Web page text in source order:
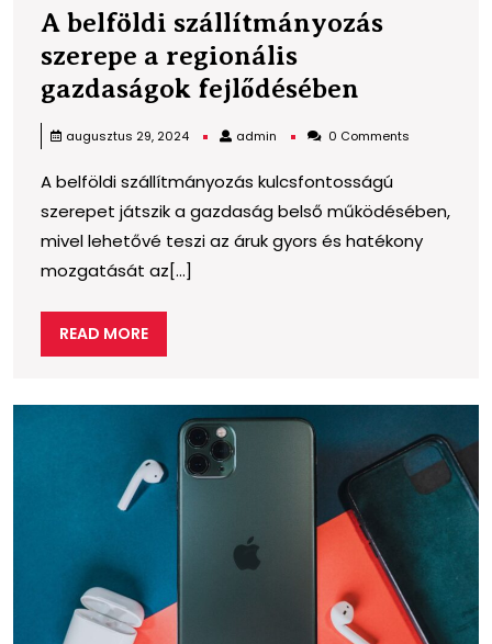
A belföldi szállítmányozás
szerepe a regionális
gazdaságok fejlődésében
szerepe
a
regionális
augusztus 29, 2024 admin admin 0 Comments
A belföldi szállítmányozás kulcsfontosságú
szerepet játszik a gazdaság belső működésében,
mivel lehetővé teszi az áruk gyors és hatékony
mozgatását az[...]
READ MOREREAD
MORE